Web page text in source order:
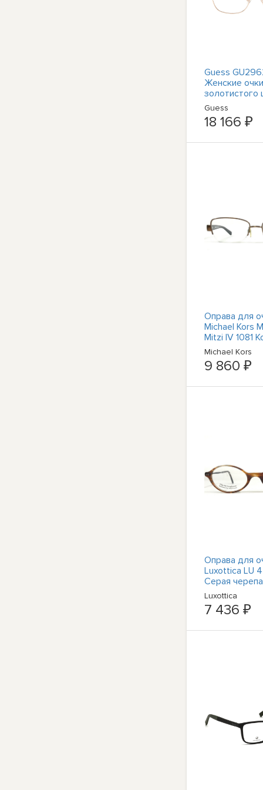
Guess
Женские
золотистого
54 мм,
подлинные
Guess
18 166 ₽
Оправа для
Michael Kors
Mitzi IV 1081
серая 51-17-
Michael Kors
9 860 ₽
Оправа для
Luxottica LU
Серая
круглая, с
оправой 46-
Luxottica
7 436 ₽